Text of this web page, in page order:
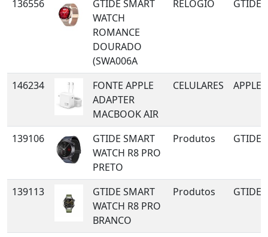
136556
GTIDE SMART
WATCH
ROMANCE
DOURADO
(SWA006A
RELOGIO GTIDE
146234
FONTE APPLE
ADAPTER
MACBOOK AIR
CELULARES APPLE
139106
GTIDE SMART
WATCH R8 PRO
PRETO
Produtos GTIDE
139113
GTIDE SMART
WATCH R8 PRO
BRANCO
Produtos GTIDE